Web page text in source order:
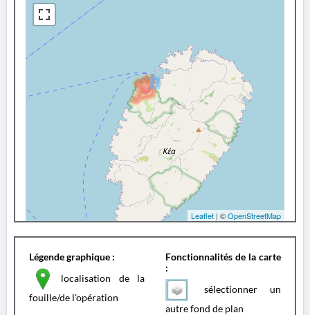
Leaflet | ©OpenStreetMap
Légende graphique :
localisation de la
fouille/de l'opération
Fonctionnalités de la carte
:
sélectionner un
autre fond de plan